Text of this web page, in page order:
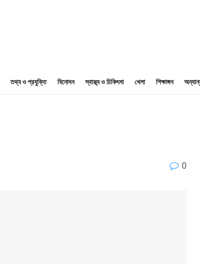
তথ্য ও প্রযুক্তি বিনোদন স্বাস্থ্য ও চিকিৎসা খেলা শিক্ষাঙ্গন
0